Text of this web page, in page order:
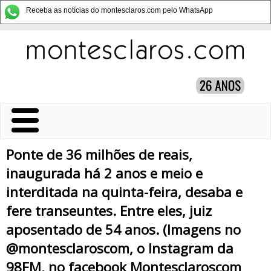
Receba as notícias do montesclaros.com pelo WhatsApp
Ponte de 36 milhões de reais,
inaugurada há 2 anos e meio e
interditada na quinta-feira, desaba e
fere transeuntes. Entre eles, juiz
aposentado de 54 anos. (Imagens no
@montesclaroscom, o Instagram da
98FM, no facebook Montesclaroscom